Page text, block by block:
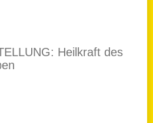
Heilkraft des